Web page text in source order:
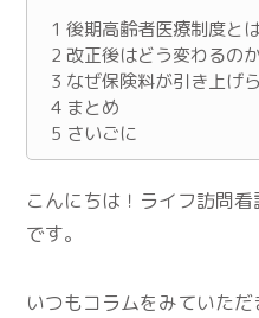
1 後期高齢者医療制度と
2 改正後はどう変わるの
3 なぜ保険料が引き上げ
4 まとめ
5 さいごに
こんにちは！ライフ訪問
です。
いつもコラムをみていた